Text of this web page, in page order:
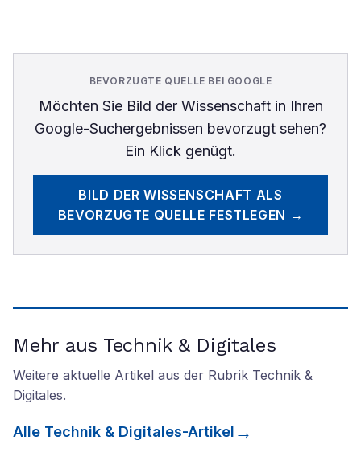
BEVORZUGTE QUELLE BEI GOOGLE
Möchten Sie Bild der Wissenschaftin Ihren
Google-Suchergebnissen bevorzugt sehen?
Ein Klick genügt.
BILD DER WISSENSCHAFT ALS
BEVORZUGTE QUELLE FESTLEGEN →
Mehr aus Technik & Digitales
Weitere aktuelle Artikel aus der Rubrik Technik &
Digitales.
Alle Technik & Digitales-Artikel